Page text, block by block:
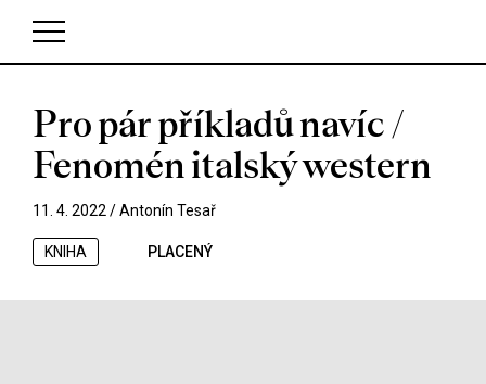
V košíku zatím nemáte žádné položky.
Pro pár příkladů navíc /
Fenomén italský western
11. 4. 2022 /Antonín Tesař
KNIHA PLACENÝ